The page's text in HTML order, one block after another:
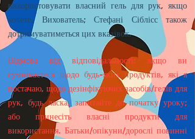
використовувати власний гель для рук, якщо
хочете. Вихователь; Стефані Сіблісс також
дотримуватиметься цих вказівок.
Відмова від відповідальності: якщо ви
сумніваєтеся щодо будь-яких продуктів, які я
постачаю, щодо дезінфікуючих засобів/гелів для
рук, будь ласка, запитайте до початку уроку;
або принесіть власні продукти для
використання. Батьки/опікуни/дорослі повинні